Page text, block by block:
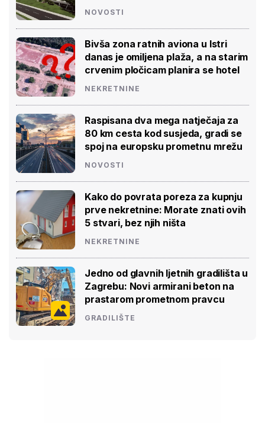
NOVOSTI
Bivša zona ratnih aviona u Istri
danas je omiljena plaža, a na starim
crvenim pločicam planira se hotel
NEKRETNINE
Raspisana dva mega natječaja za
80 km cesta kod susjeda, gradi se
spoj na europsku prometnu mrežu
NOVOSTI
Kako do povrata poreza za kupnju
prve nekretnine: Morate znati ovih
5 stvari, bez njih ništa
NEKRETNINE
Jedno od glavnih ljetnih gradilišta u
Zagrebu: Novi armirani beton na
prastarom prometnom pravcu
GRADILIŠTE